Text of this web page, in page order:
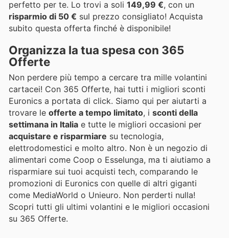
perfetto per te. Lo trovi a soli 149,99 €, con un
risparmio di 50 € sul prezzo consigliato! Acquista
subito questa offerta finché è disponibile!
Organizza la tua spesa con 365
Offerte
Non perdere più tempo a cercare tra mille volantini
cartacei! Con 365 Offerte, hai tutti i migliori sconti
Euronics a portata di click. Siamo qui per aiutarti a
trovare le offerte a tempo limitato, i sconti della
settimana in Italia e tutte le migliori occasioni per
acquistare e risparmiare su tecnologia,
elettrodomestici e molto altro. Non è un negozio di
alimentari come Coop o Esselunga, ma ti aiutiamo a
risparmiare sui tuoi acquisti tech, comparando le
promozioni di Euronics con quelle di altri giganti
come MediaWorld o Unieuro. Non perderti nulla!
Scopri tutti gli ultimi volantini e le migliori occasioni
su 365 Offerte.